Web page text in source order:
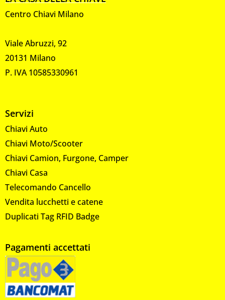
Centro Chiavi Milano
Viale Abruzzi, 92
20131 Milano
P. IVA 10585330961
Servizi
Chiavi Auto
Chiavi Moto/Scooter
Chiavi Camion, Furgone, Camper
Chiavi Casa
Telecomando Cancello
Vendita lucchetti e catene
Duplicati Tag RFID Badge
Pagamenti accettati